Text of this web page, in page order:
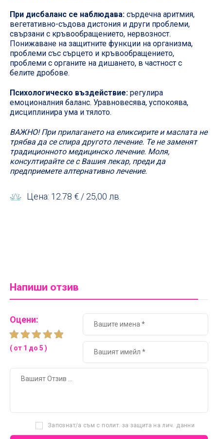
При дисбаланс се наблюдава: сърдечна аритмия,
вегетативно-съдова дистония и други проблеми,
свързани с кръвообращението, нервозност.
Понижаване на защитните функции на организма,
проблеми със сърцето и кръвообращението,
проблеми с органите на дишането, в частност с
белите дробове.
Психологическо въздействие: регулира
емоционалния баланс. Уравновесява, успокоява,
дисциплинира ума и тялото.
ВАЖНО! При прилагането на еликсирите и маслата не
трябва да се спира другото лечение. Те не заменят
традиционното медицинско лечение. Моля,
консултирайте се с Вашия лекар, преди да
предприемете алтернативно лечение.
Цена: 12.78 € / 25,00 лв.
Напиши отзив
Оцени:
( от 1 до 5 )
Запознат/а съм с полит. за защита на лич. данни